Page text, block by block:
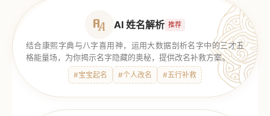
AI 姓名解析 推荐
结合康熙字典与八字喜用神，运用大数据剖析名字中的三才五
格能量场，为你揭示名字隐藏的奥秘，提供改名补救方案。
#宝宝起名 #个人改名 #五行补救